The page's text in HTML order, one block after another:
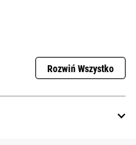
Rozwiń Wszystko